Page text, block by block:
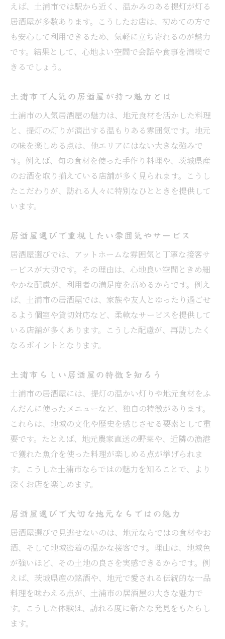
えば、土浦市では駅から近く、温かみのある提灯が灯る
居酒屋が多数あります。こうしたお店は、初めての方で
も安心して利用できるため、気軽に立ち寄れるのが魅力
です。結果として、心地よい空間で会話や食事を満喫で
きるでしょう。
土浦市で人気の居酒屋が持つ魅力とは
土浦市の人気居酒屋の魅力は、地元食材を活かした料理
と、提灯の灯りが演出する温もりある雰囲気です。地元
の味を楽しめる点は、他エリアにはない大きな強みで
す。例えば、旬の食材を使った手作り料理や、茨城県産
のお酒を取り揃えている店舗が多く見られます。こうし
たこだわりが、訪れる人々に特別なひとときを提供して
います。
居酒屋選びで重視したい雰囲気やサービス
居酒屋選びでは、アットホームな雰囲気と丁寧な接客サ
ービスが大切です。その理由は、心地良い空間ときめ細
やかな配慮が、利用者の満足度を高めるからです。例え
ば、土浦市の居酒屋では、家族や友人とゆったり過ごせ
るよう個室や貸切対応など、柔軟なサービスを提供して
いる店舗が多くあります。こうした配慮が、再訪したく
なるポイントとなります。
土浦市らしい居酒屋の特徴を知ろう
土浦市の居酒屋には、提灯の温かい灯りや地元食材をふ
んだんに使ったメニューなど、独自の特徴があります。
これらは、地域の文化や歴史を感じさせる要素として重
要です。たとえば、地元農家直送の野菜や、近隣の漁港
で獲れた魚介を使った料理が楽しめる点が挙げられま
す。こうした土浦市ならではの魅力を知ることで、より
深くお店を楽しめます。
居酒屋選びで大切な地元ならではの魅力
居酒屋選びで見逃せないのは、地元ならではの食材やお
酒、そして地域密着の温かな接客です。理由は、地域色
が強いほど、その土地の良さを実感できるからです。例
えば、茨城県産の銘酒や、地元で愛される伝統的な一品
料理を味わえる点が、土浦市の居酒屋の大きな魅力で
す。こうした体験は、訪れる度に新たな発見をもたらし
ます。